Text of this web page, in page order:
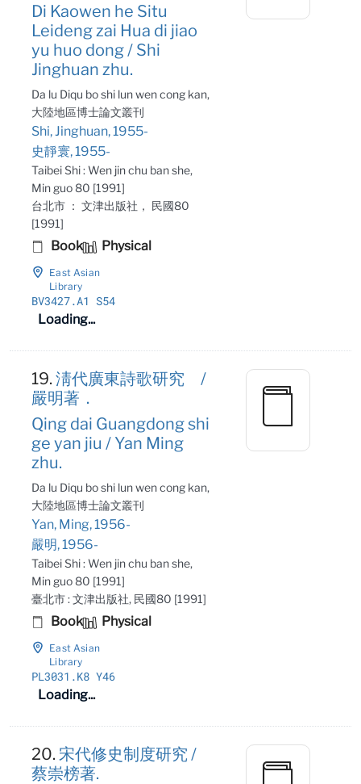
Di Kaowen he Situ
Leideng zai Hua di jiao
yu huo dong / Shi
Jinghuan zhu.
Da lu Diqu bo shi lun wen cong kan,
大陸地區博士論文叢刊
Shi, Jinghuan, 1955-
史靜寰, 1955-
Taibei Shi : Wen jin chu ban she,
Min guo 80 [1991]
台北市 ： 文津出版社， 民國80
[1991]
Book Physical
East Asian
Library
BV3427.A1 S54
Loading...
19.淸代廣東詩歌研究 /
嚴明著．
Qing dai Guangdong shi
ge yan jiu / Yan Ming
zhu.
Da lu Diqu bo shi lun wen cong kan,
大陸地區博士論文叢刊
Yan, Ming, 1956-
嚴明, 1956-
Taibei Shi : Wen jin chu ban she,
Min guo 80 [1991]
臺北市 : 文津出版社, 民國80 [1991]
Book Physical
East Asian
Library
PL3031 .K8 Y46
Loading...
20.宋代修史制度研究 /
蔡崇榜著.